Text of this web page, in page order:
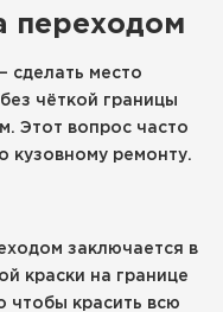
переходом
сделать место
чёткой границы
Этот вопрос часто
кузовному ремонту.
заключается в
краски на границе
чтобы красить всю